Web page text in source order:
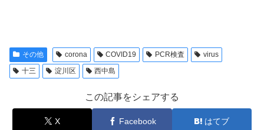
その他 corona COVID19 PCR検査
virus
十三
淀川区 西中島
この記事をシェアする
X Facebook はてブ